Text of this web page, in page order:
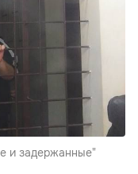
и задержанные"